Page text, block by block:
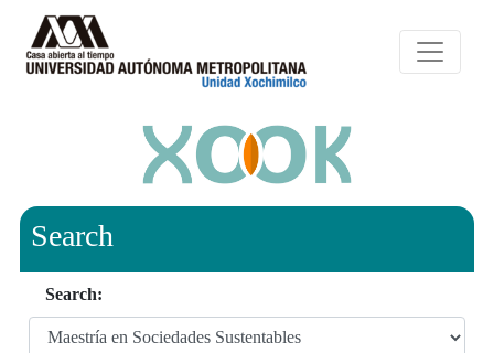
Search
Search: